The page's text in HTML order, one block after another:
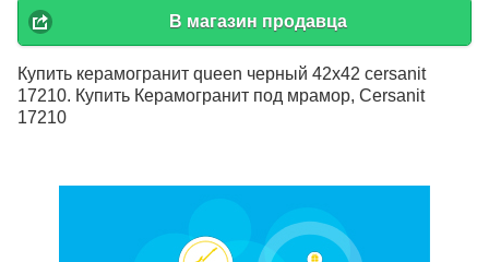
В магазин продавца
Купить керамогранит queen черный 42x42 cersanit
17210. Купить Керамогранит под мрамор, Cersanit
17210